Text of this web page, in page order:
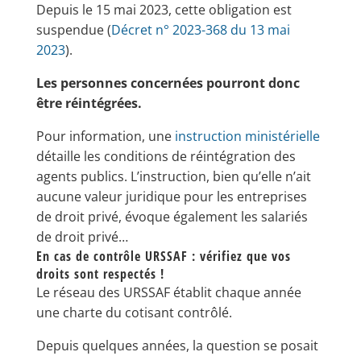
Depuis le 15 mai 2023, cette obligation est
suspendue (Décret n° 2023-368 du 13 mai
2023).
Les personnes concernées pourront donc
être réintégrées.
Pour information, une instruction ministérielle
détaille les conditions de réintégration des
agents publics. L’instruction, bien qu’elle n’ait
aucune valeur juridique pour les entreprises
de droit privé, évoque également les salariés
de droit privé…
En cas de contrôle URSSAF : vérifiez que vos
droits sont respectés !
Le réseau des URSSAF établit chaque année
une charte du cotisant contrôlé.
Depuis quelques années, la question se posait